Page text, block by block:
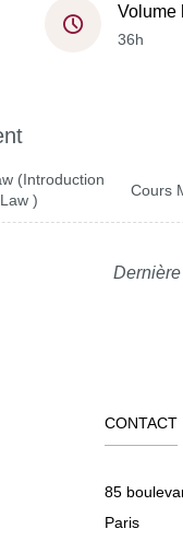
Volume
36h
(Introduction
)
Cours
CONTACT
85
Paris